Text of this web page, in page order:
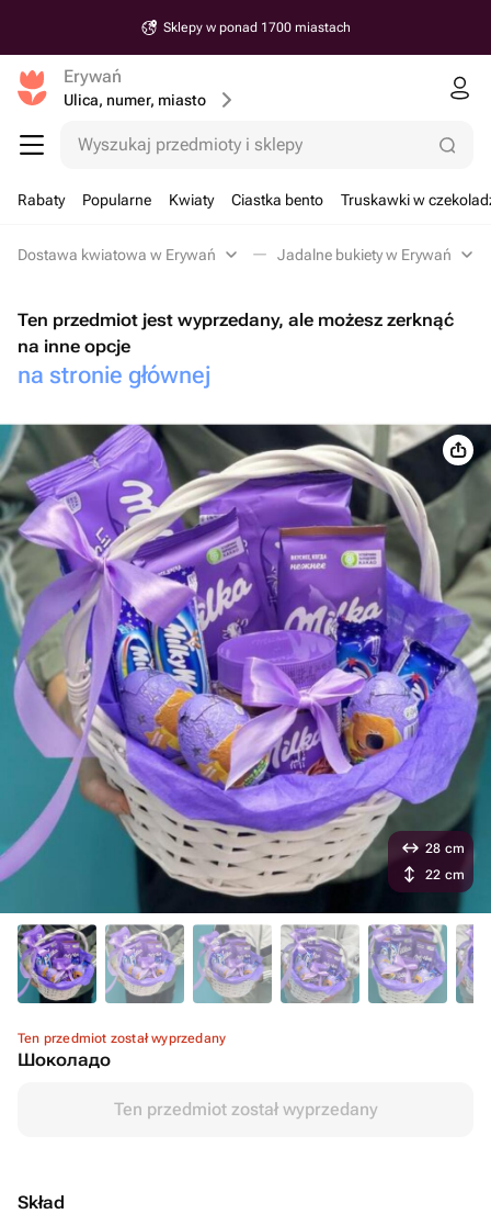
Sklepy w ponad 1700 miastach
Erywań
Ulica, numer, miasto
Wyszukaj przedmioty i sklepy
Rabaty Popularne Kwiaty Ciastka bento Truskawki w
Dostawa kwiatowa w Erywań Jadalne bukiety w Erywań
Ten przedmiot jest wyprzedany, ale możesz zerknąć
na inne opcje
na stronie głównej
Ten przedmiot został wyprzedany
Шоколадо
Ten przedmiot został wyprzedany
Skład
28 cm
22 cm